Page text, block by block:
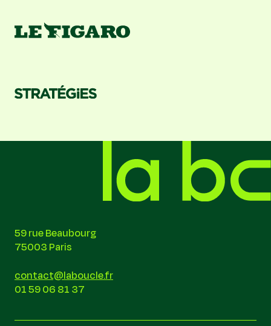
59 rue Beaubourg
75003 Paris
contact@laboucle.fr
01 59 06 81 37